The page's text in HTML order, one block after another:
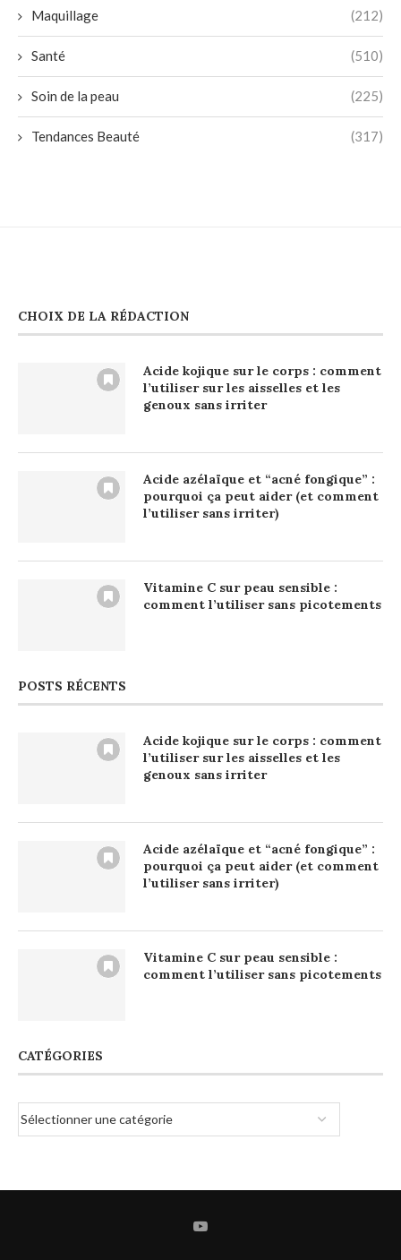
Maquillage (212)
Santé (510)
Soin de la peau (225)
Tendances Beauté (317)
CHOIX DE LA RÉDACTION
Acide kojique sur le corps : comment
l’utiliser sur les aisselles et les
genoux sans irriter
Acide azélaïque et “acné fongique” :
pourquoi ça peut aider (et comment
l’utiliser sans irriter)
Vitamine C sur peau sensible :
comment l’utiliser sans picotements
POSTS RÉCENTS
Acide kojique sur le corps : comment
l’utiliser sur les aisselles et les
genoux sans irriter
Acide azélaïque et “acné fongique” :
pourquoi ça peut aider (et comment
l’utiliser sans irriter)
Vitamine C sur peau sensible :
comment l’utiliser sans picotements
CATÉGORIES